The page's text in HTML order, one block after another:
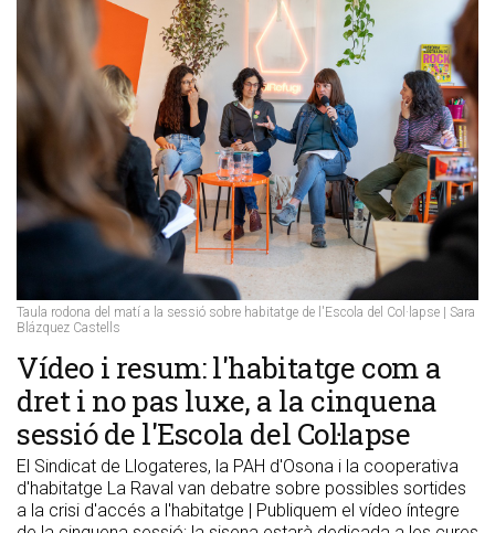
Taula rodona del matí a la sessió sobre habitatge de l'Escola del Col·lapse | Sara
Blázquez Castells
Vídeo i resum: l'habitatge com a
dret i no pas luxe, a la cinquena
sessió de l'Escola del Col·lapse
El Sindicat de Llogateres, la PAH d'Osona i la cooperativa
d'habitatge La Raval van debatre sobre possibles sortides
a la crisi d'accés a l'habitatge | Publiquem el vídeo íntegre